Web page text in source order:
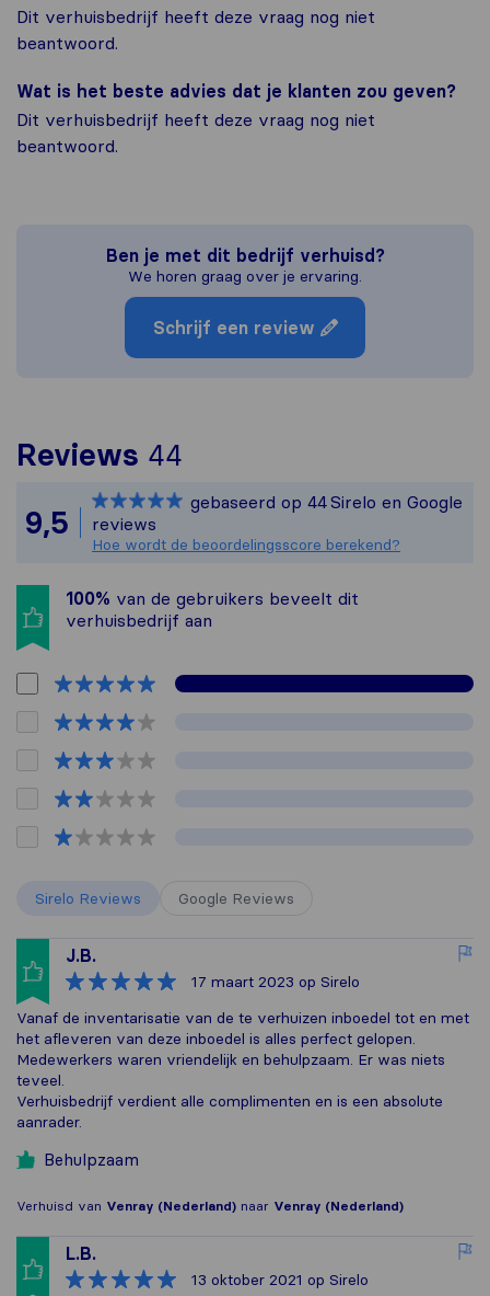
Dit verhuisbedrijf heeft deze vraag nog niet
beantwoord.
Wat is het beste advies dat je klanten zou geven?
Dit verhuisbedrijf heeft deze vraag nog niet
beantwoord.
Ben je met dit bedrijf verhuisd?
We horen graag over je ervaring.
Schrijf een review
Reviews 44
Alle reviews van
9,5
gebaseerd op 44Sirelo en Google
reviews
Hoe wordt de beoordelingsscore berekend?
100% van de gebruikers beveelt dit
verhuisbedrijf aan
Sirelo Reviews Google Reviews
J.B.
17 maart 2023 op Sirelo
Vanaf de inventarisatie van de te verhuizen inboedel tot en met
het afleveren van deze inboedel is alles perfect gelopen.
Medewerkers waren vriendelijk en behulpzaam. Er was niets
teveel.
Verhuisbedrijf verdient alle complimenten en is een absolute
aanrader.
Behulpzaam
Verhuisd van Venray (Nederland) naar Venray (Nederland)
L.B.
13 oktober 2021 op Sirelo